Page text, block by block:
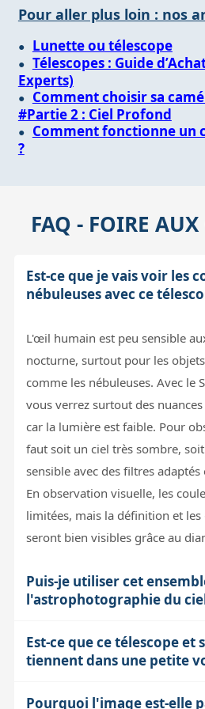
Pour aller plus loin : nos
Lunette ou télescope
Télescopes : Guide
Experts)
Comment choisir sa
#Partie 2 : Ciel Profond
Comment fonctionne un
?
FAQ - FOIRE
Est-ce que je vais voir les
nébuleuses avec ce
L'œil humain est peu sensible
nocturne, surtout pour les
comme les nébuleuses. Avec le
vous verrez surtout des
car la lumière est faible. Pour
faut soit un ciel très sombre,
sensible avec des filtres
En observation visuelle, les
limitées, mais la définition et les
seront bien visibles grâce au
Puis-je utiliser cet
l'astrophotographie du
Oui, la monture HEQ5-R Pro est
l'astrophotographie amateur,
Est-ce que ce télescope et
tiennent dans une petite
Le tube optique mesure environ
Pourquoi l'image est-elle